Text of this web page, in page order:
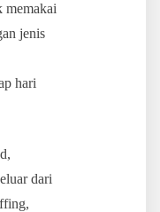
memakai
jenis
hari
dari